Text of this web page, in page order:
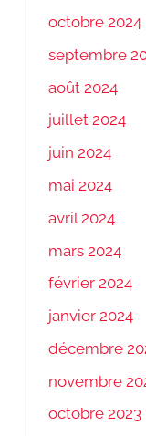
octobre 2024
septembre
août 2024
juillet 2024
juin 2024
mai 2024
avril 2024
mars 2024
février 2024
janvier 2024
décembre
novembre
octobre 2023